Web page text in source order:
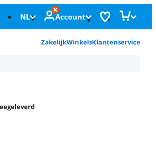
NL Account
ZakelijkWinkelsKlantenservice